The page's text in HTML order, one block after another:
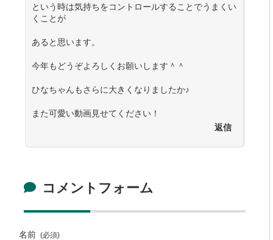
という時は気持ちをコントロールすることでうまくい
くことが
あると思います。
今年もどうぞよろしくお願いします＾＾
ひなちゃんもさらに大きくなりましたか♪
また可愛い動画見せてください！
返信
コメントフォーム
名前 (必須)